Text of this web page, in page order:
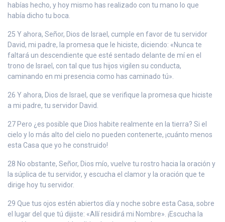
habías hecho, y hoy mismo has realizado con tu mano lo que
había dicho tu boca.
25 Y ahora, Señor, Dios de Israel, cumple en favor de tu servidor
David, mi padre, la promesa que le hiciste, diciendo: «Nunca te
faltará un descendiente que esté sentado delante de mí en el
trono de Israel, con tal que tus hijos vigilen su conducta,
caminando en mi presencia como has caminado tú».
26 Y ahora, Dios de Israel, que se verifique la promesa que hiciste
a mi padre, tu servidor David.
27 Pero ¿es posible que Dios habite realmente en la tierra? Si el
cielo y lo más alto del cielo no pueden contenerte, ¡cuánto menos
esta Casa que yo he construido!
28 No obstante, Señor, Dios mío, vuelve tu rostro hacia la oración y
la súplica de tu servidor, y escucha el clamor y la oración que te
dirige hoy tu servidor.
29 Que tus ojos estén abiertos día y noche sobre esta Casa, sobre
el lugar del que tú dijiste: «Allí residirá mi Nombre». ¡Escucha la